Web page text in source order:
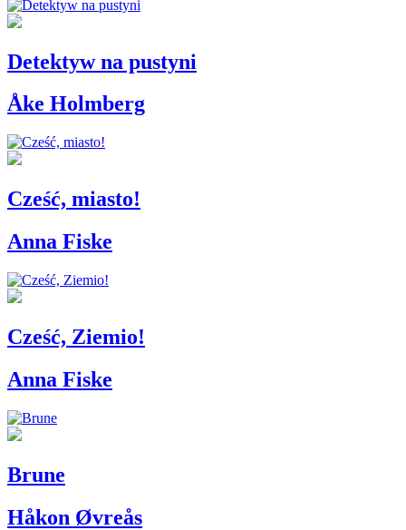
Detektyw na pustyni
Åke Holmberg
Cześć, miasto!
Anna Fiske
Cześć, Ziemio!
Anna Fiske
Brune
Håkon Øvreås